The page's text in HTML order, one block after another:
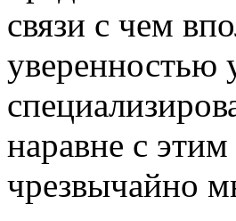
связи с чем
уверенностью
наравне с
чрезвычайно